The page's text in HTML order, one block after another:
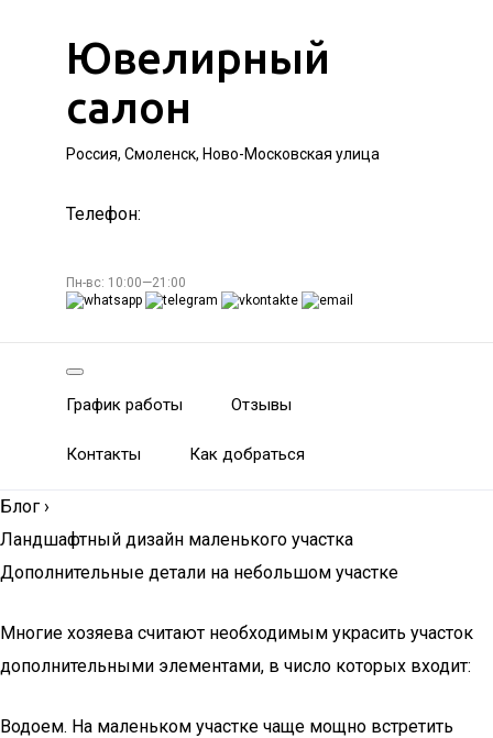
Ювелирный
салон
Россия, Смоленск, Ново-Московская улица
Телефон:
Пн-вс: 10:00—21:00
График работы Отзывы
Контакты Как добраться
Блог ›
Ландшафтный дизайн маленького участка
Дополнительные детали на небольшом участке
Многие хозяева считают необходимым украсить участок
дополнительными элементами, в число которых входит:
Водоем. На маленьком участке чаще мощно встретить